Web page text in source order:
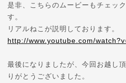
是非、こちらのムービーもチェッ
す。
リアルねこが説明しております。
http://www.youtube.com/
最後になりましたが、今回お越し
りがとうございました。